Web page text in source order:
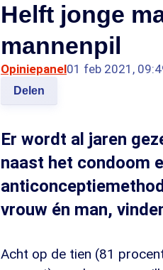
Helft jonge
mannenpil
Opiniepanel01 feb 2021,
Delen
Er wordt al jaren
naast het condoom
vrouw én man,
Acht op de tien (81